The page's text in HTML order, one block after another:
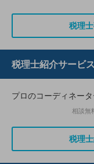
税理
税理士紹介サービス
プロのコーディネー
相談無
税理